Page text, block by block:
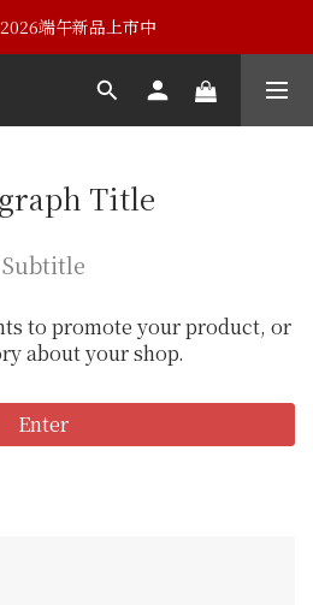
埔建校102週年紀念酒
端午新品上市中
埔建校102週年紀念酒
Title
Subtitle
to promote your product, or
about your shop.
Enter